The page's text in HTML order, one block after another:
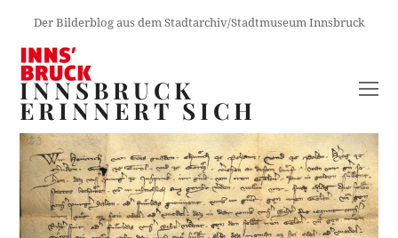
Der Bilderblog aus dem Stadtarchiv/Stadtmuseum Innsbruck
INNSBRUCK
ERINNERT SICH